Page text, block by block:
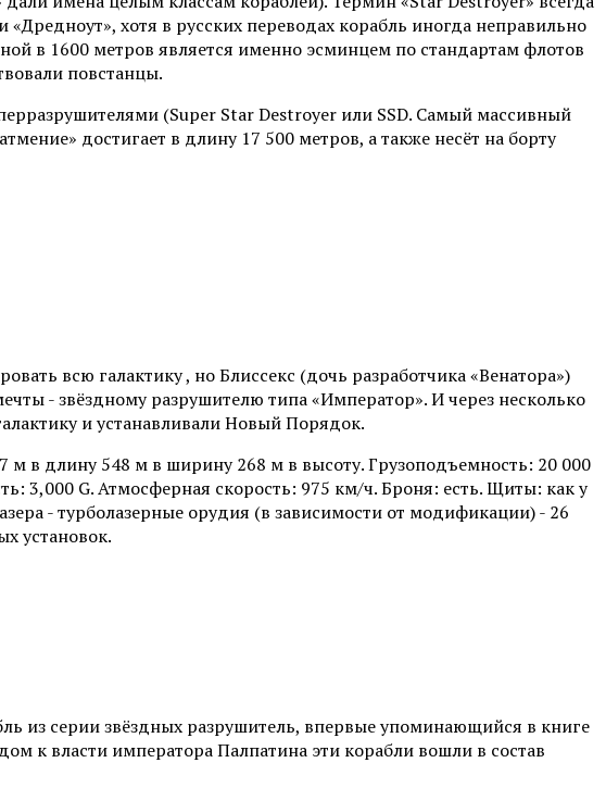
хотя в русских переводах корабль иногда неправильно
в 1600 метров является именно эсминцем по стандартам флотов
повстанцы.
(Super Star Destroyer или SSD. Самый массивный
достигает в длину 17 500 метров, а также несёт на борту
всю галактику , но Блиссекс (дочь разработчика «Венатора»)
- звёздному разрушителю типа «Император». И через несколько
и устанавливали Новый Порядок.
м в длину 548 м в ширину 268 м в высоту. Грузоподъемность: 20 000
3,000 G. Атмосферная скорость: 975 км/ч. Броня: есть. Щиты: как у
- турболазерные орудия (в зависимости от модификации) - 26
установок.
из серии звёздных разрушитель, впервые упоминающийся в книге
к власти императора Палпатина эти корабли вошли в состав